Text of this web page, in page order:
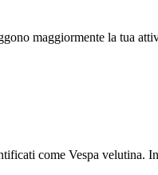
maggiormente la tua
come Vespa velutina.